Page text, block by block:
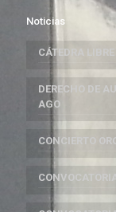
Noticias
CÁTEDRA
DERECHO DE
AGO
CONCIERTO